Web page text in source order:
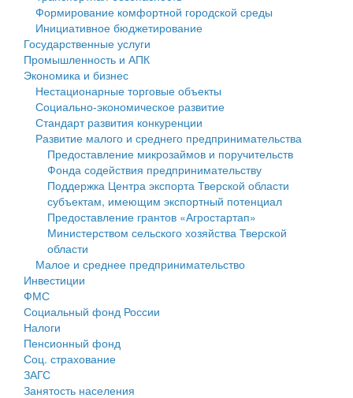
Государственные услуги
Промышленность и АПК
Экономика и бизнес
Символика
Устав
Гостям округа
Туризм
Культура
Образование
Здравоохранение
Социальная защита
Фотоальбом
муниципального округа Тверской области
Администрация Кашинского муниципального округа
Тверской области
Управление сельскими территориями
Открытые данные
Работа с обращениями граждан
Муниципальный контроль
Муниципальные услуги
Проекты административных регламентов
Антимонопольный комплаенс
Противодействие коррупции
Финансовое управление
Бюджет для граждан
Имущество
Выявление правообладателей ранее учтенных
объектов недвижимости
Имущественная поддержка субъектов малого и
среднего предпринимательства
Информационная поддержка субъектов малого и
среднего предпринимательства
Муниципальные программы
Контрольно-счетная палата
Персональные данные
Формирование комфортной городской среды
Инициативное бюджетирование
Государственные услуги
Промышленность и АПК
Экономика и бизнес
Нестационарные торговые объекты
Социально-экономическое развитие
Стандарт развития конкуренции
Развитие малого и среднего предпринимательства
Предоставление микрозаймов и поручительств
Фонда содействия предпринимательству
Поддержка Центра экспорта Тверской области
субъектам, имеющим экспортный потенциал
Предоставление грантов «Агростартап»
Министерством сельского хозяйства Тверской
области
Малое и среднее предпринимательство
Инвестиции
ФМС
Социальный фонд России
Налоги
Пенсионный фонд
Соц. страхование
ЗАГС
Занятость населения